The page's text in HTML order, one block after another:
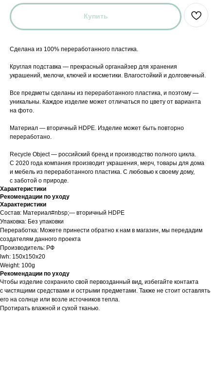
Купить
Сделана из 100% переработанного пластика.
Круглая подставка — прекрасный органайзер для хранения
украшений, мелочи, ключей и косметики. Влагостойкий и долговечный.
Все предметы сделаны из переработанного пластика, и поэтому —
уникальны. Каждое изделие может отличаться по цвету от варианта
на фото.
Материал — вторичный HDPE. Изделие может быть повторно
переработано.
Recycle Object — российский бренд и производство полного цикла.
С 2020 года компания производит украшения, мерч, товары для дома
и мебель из переработанного пластика. С любовью к своему дому,
с заботой о природе.
Характеристики
Рекомендации по уходу
Характеристики
Состав: Материал#nbsp;— вторичный HDPE
Упаковка: Без упаковки
Переработка: Можете принести обратно к нам в магазин, мы передадим
создателям данного проекта
Производитель: РФ
lwh: 150x150x20
Weight: 100g
Рекомендации по уходу
Чтобы изделие сохранило свой первозданный вид, избегайте контакта
с чистящими средствами и острыми предметами. Также не стоит оставлять
его на солнце или возле источников тепла.
Протирать влажной и сухой тканью.